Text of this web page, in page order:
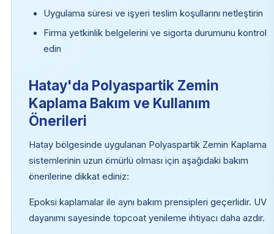
Uygulama süresi ve işyeri teslim koşullarını netleştirin
Firma yetkinlik belgelerini ve sigorta durumunu kontrol
edin
Hatay'da Polyaspartik Zemin
Kaplama Bakım ve Kullanım
Önerileri
Hatay bölgesinde uygulanan Polyaspartik Zemin Kaplama
sistemlerinin uzun ömürlü olması için aşağıdaki bakım
önerilerine dikkat ediniz:
Epoksi kaplamalar ile aynı bakım prensipleri geçerlidir. UV
dayanımı sayesinde topcoat yenileme ihtiyacı daha azdır.